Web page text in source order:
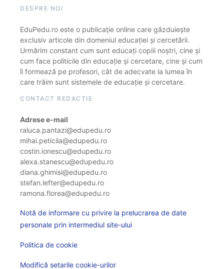
DESPRE NOI
EduPedu.ro este o publicație online care găzduiește
exclusiv articole din domeniul educației și cercetării.
Urmărim constant cum sunt educați copiii noștri, cine și
cum face politicile din educație și cercetare, cine și cum
îi formează pe profesori, cât de adecvate la lumea în
care trăim sunt sistemele de educație și cercetare.
CONTACT REDACȚIE
Adrese e-mail
raluca.pantazi@edupedu.ro
mihai.peticila@edupedu.ro
costin.ionescu@edupedu.ro
alexa.stanescu@edupedu.ro
diana.ghimisi@edupedu.ro
stefan.lefter@edupedu.ro
ramona.florea@edupedu.ro
Notă de informare cu privire la prelucrarea de date
personale prin intermediul site-ului
Politica de cookie
Modifică setarile cookie-urilor